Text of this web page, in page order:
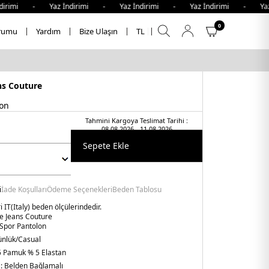
Yaz İndirimi - Yaz İndirimi - Yaz İndirimi -
Yardım Bize Ulaşın TL
0
Couture
Tahmini Kargoya Teslimat Tarihi :
08.08.2026 - 11.08.2026
Sepete Ekle
İade KoşullarıÖdeme SeçenekleriBeden Tablosu
IT(Italy) beden ölçülerindedir.
Jeans Couture
Pantolon
Casual
Pamuk % 5 Elastan
Belden Bağlamalı